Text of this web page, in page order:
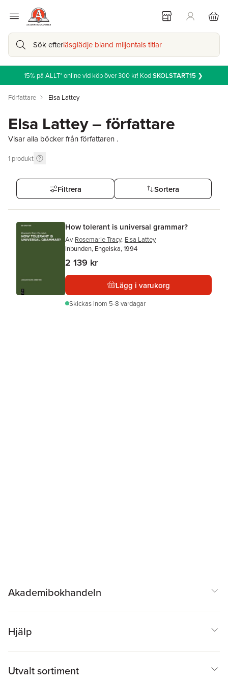
Sök efterläsglädje bland miljontals titlar
15% på ALLT* online vid köp över 300 kr! KodSKOLSTART15❯
Författare Elsa Lattey
Elsa Lattey – författare
Visar alla böcker från författaren .
1 produkt
Filtrera Sortera
How tolerant is universal grammar?
Av Rosemarie Tracy, Elsa Lattey
Inbunden, Engelska, 1994
2 139 kr
Lägg i varukorg
Skickas inom 5-8 vardagar
Akademibokhandeln
Hjälp
Utvalt sortiment